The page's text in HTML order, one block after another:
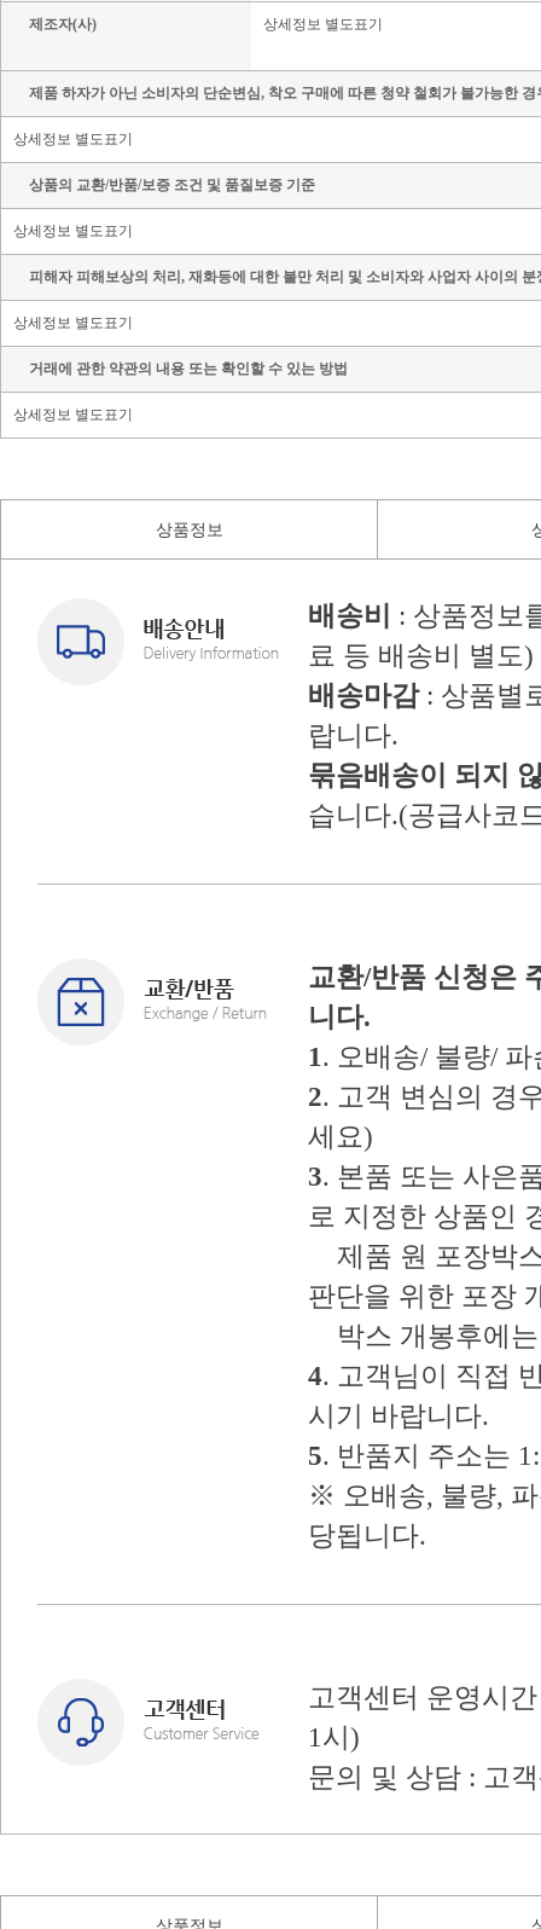
제조자(사) 상세정보 별도표기
제품 하자가 아닌 소비자의 단순변심, 착오 구매에 따른 청약 철회가 불가능한
상세정보 별도표기
상품의 교환/반품/보증 조건 및 품질보증 기준
상세정보 별도표기
피해자 피해보상의 처리, 재화등에 대한 불만 처리 및 소비자와 사업자 사이의
상세정보 별도표기
거래에 관한 약관의 내용 또는 확인할 수 있는 방법
상세정보 별도표기
상품정보
배송비
: 상품정보
료 등 배송비 별도)
배송마감: 상품별
랍니다.
묶음배송이 되지
습니다.(공급사코
교환/반품 신청은
니다.
1. 오배송/ 불량/
2. 고객 변심의 경
세요)
3. 본품 또는 사은
로 지정한 상품인
제품 원 포장박
판단을 위한 포장
박스 개봉후에는
4. 고객님이 직접
시기 바랍니다.
5. 반품지 주소는
※ 오배송, 불량,
당됩니다.
고객센터 운영시
1시)
문의 및 상담 : 고